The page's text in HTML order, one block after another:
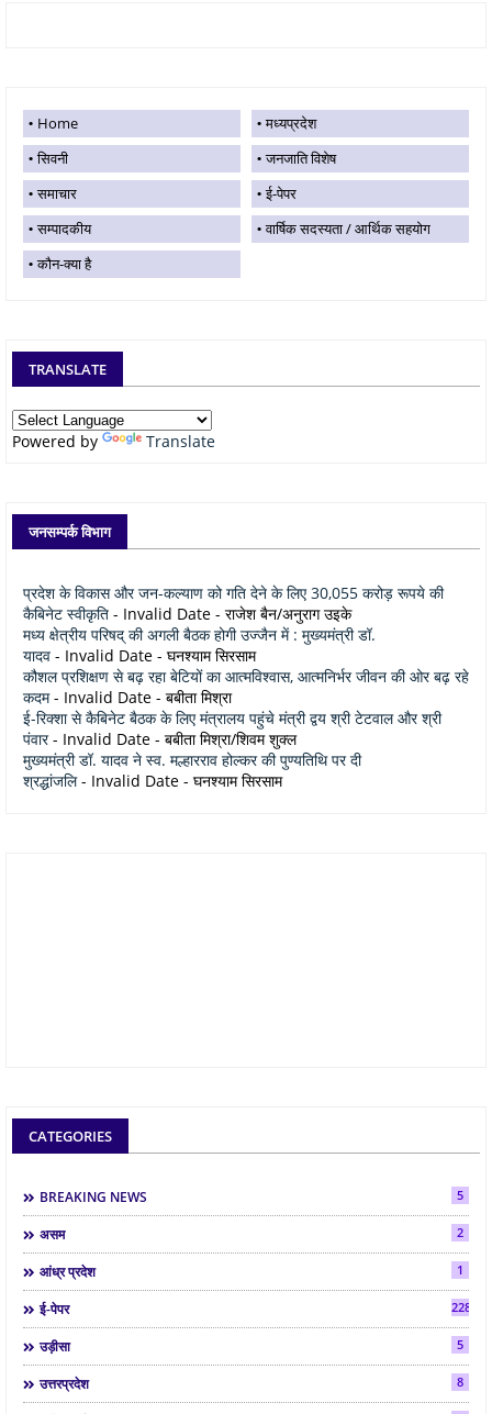
Home
मध्यप्रदेश
सिवनी
जनजाति विशेष
समाचार
ई-पेपर
सम्पादकीय
वार्षिक सदस्यता / आर्थिक सहयोग
कौन-क्या है
TRANSLATE
Powered by Translate
जनसम्पर्क विभाग
प्रदेश के विकास और जन-कल्याण को गति देने के लिए 30,055 करोड़ रूपये की
कैबिनेट स्वीकृति - Invalid Date - राजेश बैन/अनुराग उइके
मध्य क्षेत्रीय परिषद् की अगली बैठक होगी उज्जैन में : मुख्यमंत्री डॉ.
यादव - Invalid Date - घनश्याम सिरसाम
कौशल प्रशिक्षण से बढ़ रहा बेटियों का आत्मविश्वास, आत्मनिर्भर जीवन की ओर बढ़ रहे
कदम- Invalid Date - बबीता मिश्रा
ई-रिक्शा से कैबिनेट बैठक के लिए मंत्रालय पहुंचे मंत्री द्वय श्री टेटवाल और श्री
पंवार- Invalid Date - बबीता मिश्रा/शिवम शुक्ल
मुख्यमंत्री डॉ. यादव ने स्व. मल्हारराव होल्कर की पुण्यतिथि पर दी
श्रद्धांजलि- Invalid Date - घनश्याम सिरसाम
CATEGORIES
BREAKING NEWS 5
असम 2
आंध्र प्रदेश 1
ई-पेपर 2286
उड़ीसा 5
उत्तरप्रदेश 8